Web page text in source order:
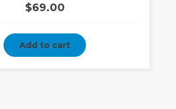
$69.00
Add to cart